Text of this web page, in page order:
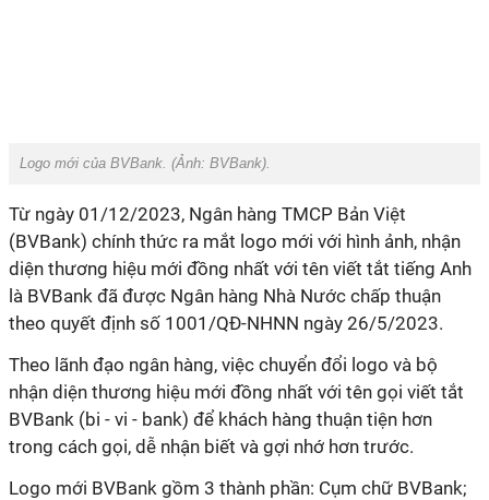
Logo mới của BVBank. (Ảnh: BVBank).
Từ ngày 01/12/2023, Ngân hàng TMCP Bản Việt
(BVBank) chính thức ra mắt logo mới với hình ảnh, nhận
diện thương hiệu mới đồng nhất với tên viết tắt tiếng Anh
là BVBank đã được Ngân hàng Nhà Nước chấp thuận
theo quyết định số 1001/QĐ-NHNN ngày 26/5/2023.
Theo lãnh đạo ngân hàng, việc chuyển đổi logo và bộ
nhận diện thương hiệu mới đồng nhất với tên gọi viết tắt
BVBank (bi - vi - bank) để khách hàng thuận tiện hơn
trong cách gọi, dễ nhận biết và gợi nhớ hơn trước.
Logo mới BVBank gồm 3 thành phần: Cụm chữ BVBank;